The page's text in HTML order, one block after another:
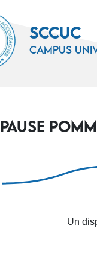
SCCUC
campus
PAUSE
Un